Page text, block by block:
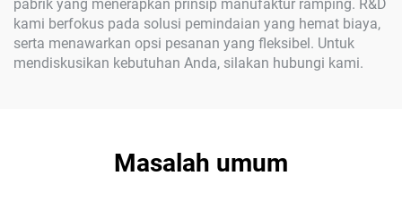
pabrik yang menerapkan prinsip manufaktur ramping. R&D
kami berfokus pada solusi pemindaian yang hemat biaya,
serta menawarkan opsi pesanan yang fleksibel. Untuk
mendiskusikan kebutuhan Anda, silakan hubungi kami.
Masalah umum